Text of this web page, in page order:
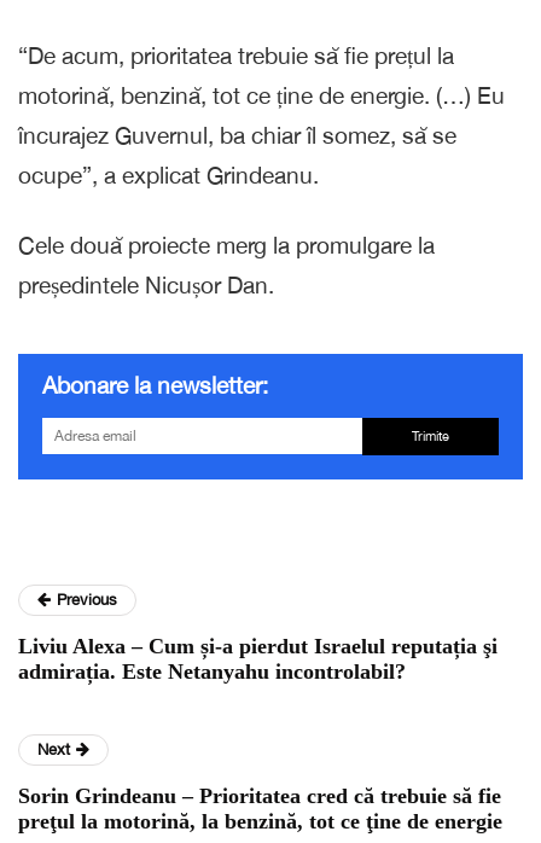
“De acum, prioritatea trebuie să fie prețul la
motorină, benzină, tot ce ține de energie. (…) Eu
încurajez Guvernul, ba chiar îl somez, să se
ocupe”, a explicat Grindeanu.
Cele două proiecte merg la promulgare la
președintele Nicușor Dan.
Abonare la newsletter:
Trimite
Previous
Liviu Alexa – Cum și-a pierdut Israelul reputația şi
admirația. Este Netanyahu incontrolabil?
Next
Sorin Grindeanu – Prioritatea cred că trebuie să fie
preţul la motorină, la benzină, tot ce ţine de energie